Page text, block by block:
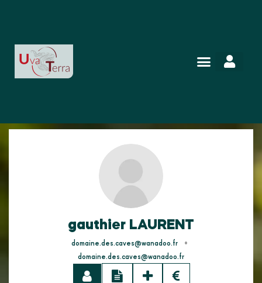
gauthier LAURENT
domaine.des.caves@wanadoo.fr •
domaine.des.caves@wanadoo.fr